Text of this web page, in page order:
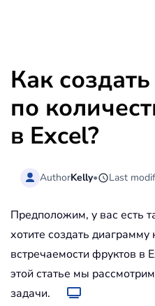
Как
по
в Excel?
AuthorKelly• Last
Предположим, у вас есть
хотите создать диаграмму
встречаемости фруктов в
этой статье мы
задачи.